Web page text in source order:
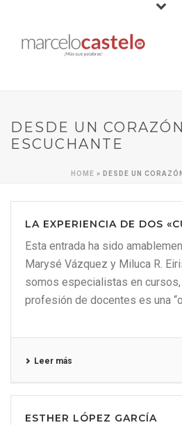
DESDE UN CORAZÓN
ESCUCHANTE
HOME » DESDE UN
LA EXPERIENCIA DE DOS
Esta entrada ha sido
Marysé Vázquez y Miluca R.
somos especialistas en
profesión de docentes es una
Leer más
ESTHER LÓPEZ GARCÍA